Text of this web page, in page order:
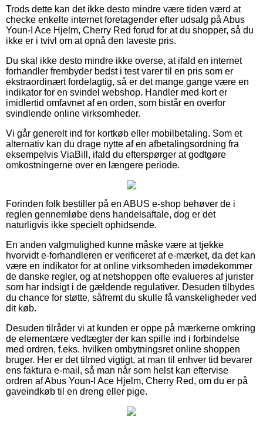
Trods dette kan det ikke desto mindre være tiden værd at
checke enkelte internet foretagender efter udsalg på Abus
Youn-I Ace Hjelm, Cherry Red forud for at du shopper, så du
ikke er i tvivl om at opnå den laveste pris.
Du skal ikke desto mindre ikke overse, at ifald en internet
forhandler frembyder bedst i test varer til en pris som er
ekstraordinært fordelagtig, så er det mange gange være en
indikator for en svindel webshop. Handler med kort er
imidlertid omfavnet af en orden, som bistår en overfor
svindlende online virksomheder.
Vi går generelt ind for kortkøb eller mobilbetaling. Som et
alternativ kan du drage nytte af en afbetalingsordning fra
eksempelvis ViaBill, ifald du efterspørger at godtgøre
omkostningerne over en længere periode.
Forinden folk bestiller på en ABUS e-shop behøver de i
reglen gennemløbe dens handelsaftale, dog er det
naturligvis ikke specielt ophidsende.
En anden valgmulighed kunne måske være at tjekke
hvorvidt e-forhandleren er verificeret af e-mærket, da det kan
være en indikator for at online virksomheden imødekommer
de danske regler, og at netshoppen ofte evalueres af jurister
som har indsigt i de gældende regulativer. Desuden tilbydes
du chance for støtte, såfremt du skulle få vanskeligheder ved
dit køb.
Desuden tilråder vi at kunden er oppe på mærkerne omkring
de elementære vedtægter der kan spille ind i forbindelse
med ordren, f.eks. hvilken ombytningsret online shoppen
bruger. Her er det tilmed vigtigt, at man til enhver tid bevarer
ens faktura e-mail, så man når som helst kan eftervise
ordren af Abus Youn-I Ace Hjelm, Cherry Red, om du er på
gaveindkøb til en dreng eller pige.